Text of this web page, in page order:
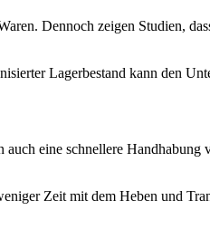
Dennoch zeigen Studien,
Lagerbestand kann den
eine schnellere
Zeit mit dem Heben und